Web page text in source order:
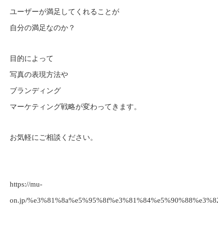
ユーザーが満足してくれることが
自分の満足なのか？
目的によって
写真の表現方法や
ブランディング
マーケティング戦略が変わってきます。
お気軽にご相談ください。
https://mu-
on.jp/